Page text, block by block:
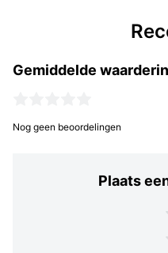
Gemiddelde
Nog geen beoordelingen
Plaats